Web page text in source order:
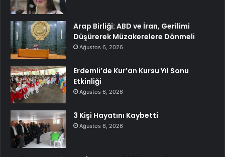
Arap Birliği: ABD ve İran, Gerilimi
Düşürerek Müzakerelere Dönmeli
Ağustos 6, 2026
Erdemli’de Kur’an Kursu Yıl Sonu
Etkinliği
Ağustos 6, 2026
3 Kişi Hayatını Kaybetti
Ağustos 6, 2026